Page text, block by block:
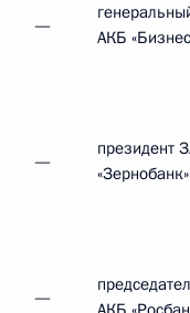
—
АКБ
—
президент
«Зернобанк»
—